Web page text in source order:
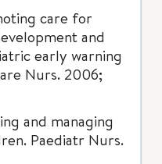
care for
and
early warning
Nurs. 2006;
and managing
Paediatr Nurs.